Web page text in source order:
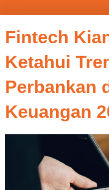
Fintech
Ketahui
Perbankan
Keuangan